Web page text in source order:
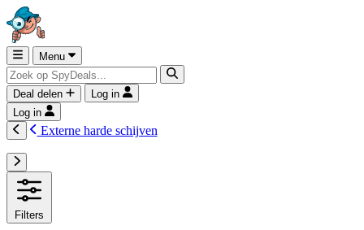
Menu
Deal delen
Log in
Log in
Externe harde schijven
Filters